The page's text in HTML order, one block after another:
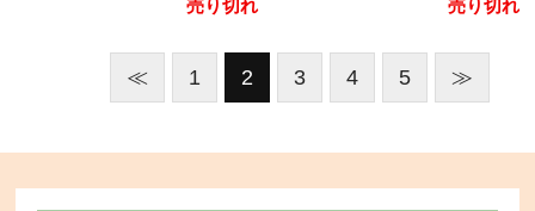
売り切れ 売り切れ
≪ 1 2 3 4 5 ≫